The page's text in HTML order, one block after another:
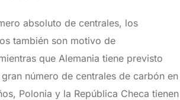
absoluto de centrales, los
también son motivo de
que Alemania tiene previsto
número de centrales de carbón en
Polonia y la República Checa tienen